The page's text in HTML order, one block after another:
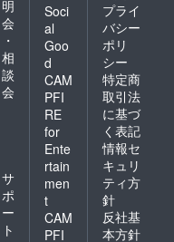
明
会
・
相
談
会
サ
ポ
ー
ト
Soci
al
Goo
d
CAM
PFI
RE
for
Ente
rtain
men
t
CAM
PFI
プライ
バシー
ポリ
シー
特定商
取引法
に基づ
く表記
情報セ
キュリ
ティ方
針
反社基
本方針